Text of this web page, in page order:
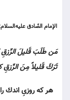
الإمام الصّادق عليه‌السلام:
مَن طَلَبَ قَليلَ الرِّزقِ
تَرَكَ قَليلاً مِنَ
هر كه روزىِ اندك